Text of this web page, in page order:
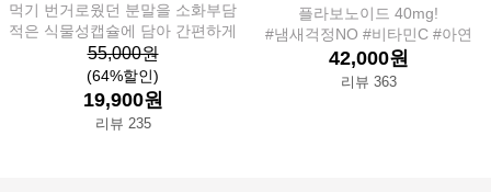
먹기 번거로웠던 분말을 소화부담
적은 식물성캡슐에 담아 간편하게
55,000원
(64%할인)
19,900원
리뷰 235
플라보노이드 40mg!
#냄새걱정NO #비타민C #아연
42,000원
리뷰 363